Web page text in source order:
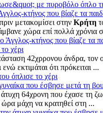
κτήνος που βίαζε τα
μετακομίσει στην Κρήτη
χώρα επί πολλά χρόνια
χέρι
42χρρονου άνδρα,
εκτιμάται ότι πρόκειται ...
που έσβησε μετά τη
άτυχη 64χρονη που έχασε τη
μάχη να κρατηθεί στη ...